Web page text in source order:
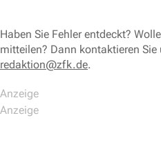
Haben Sie Fehler entdeckt?
mitteilen? Dann kontaktieren
redaktion@zfk.de.